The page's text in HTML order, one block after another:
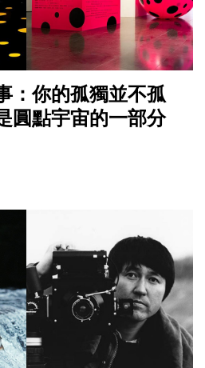
：你的孤獨並不孤
圓點宇宙的一部分